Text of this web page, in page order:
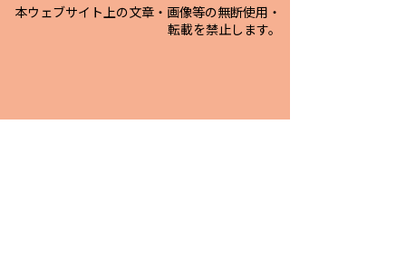
本ウェブサイト上の文章・画像等の無断使用・
転載を禁止します。